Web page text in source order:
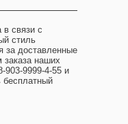
в связи с
стиль
за доставленные
заказа наших
903-9999-4-55 и
бесплатный